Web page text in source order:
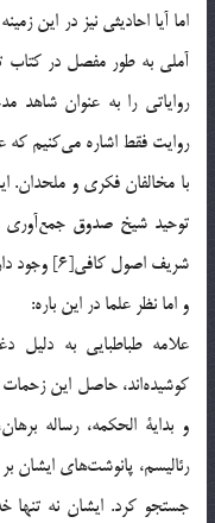
اما آيا احاديثي نيز در اين
آملي به طور مفصل در كتاب
روايت فقط اشاره مي‌كنيم كه
شريف اصول كافي[6] وجود دارد.
و اما نظر علما در اين باره:
علامه طباطبايي به دليل
كوشيده‌اند، حاصل اين زحمات
و بداية الحكمه، رساله
رئاليسم، پانوشت‌هاي ايشان
جستجو كرد. ايشان نه تنها